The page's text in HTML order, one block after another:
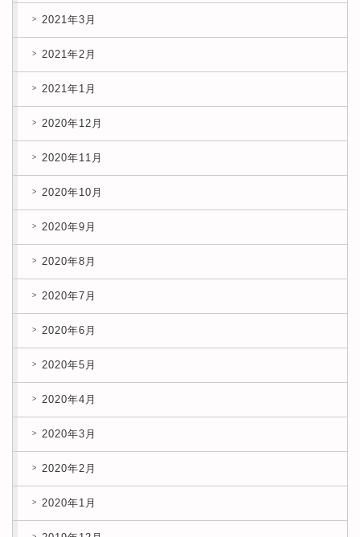
2021年3月
2021年2月
2021年1月
2020年12月
2020年11月
2020年10月
2020年9月
2020年8月
2020年7月
2020年6月
2020年5月
2020年4月
2020年3月
2020年2月
2020年1月